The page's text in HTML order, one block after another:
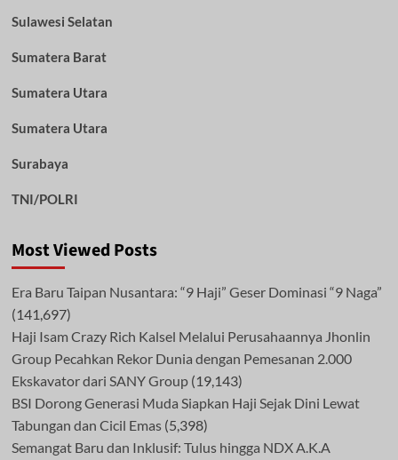
Sulawesi Selatan
Sumatera Barat
Sumatera Utara
Sumatera Utara
Surabaya
TNI/POLRI
Most Viewed Posts
Era Baru Taipan Nusantara: “9 Haji” Geser Dominasi “9 Naga”
(141,697)
Haji Isam Crazy Rich Kalsel Melalui Perusahaannya Jhonlin
Group Pecahkan Rekor Dunia dengan Pemesanan 2.000
Ekskavator dari SANY Group (19,143)
BSI Dorong Generasi Muda Siapkan Haji Sejak Dini Lewat
Tabungan dan Cicil Emas (5,398)
Semangat Baru dan Inklusif: Tulus hingga NDX A.K.A